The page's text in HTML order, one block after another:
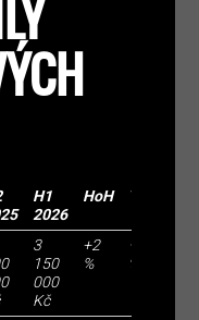
H1
2026
HoH YoY
3
150
000
Kč
+2
%
−2
%